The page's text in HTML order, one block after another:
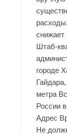
снижает
Штаб-
городе
метра
России
Адрес
Не